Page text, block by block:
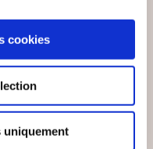
cookies
uniquement